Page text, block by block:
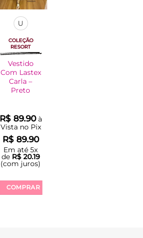
U
COLEÇÃO
RESORT
Vestido
Com Lastex
Carla –
Preto
R$89.90 à
Vista no Pix
R$89.90
Em até5x
de R$20.19
(com juros)
COMPRAR